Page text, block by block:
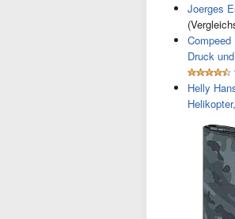
Joerges
Druck
Helly